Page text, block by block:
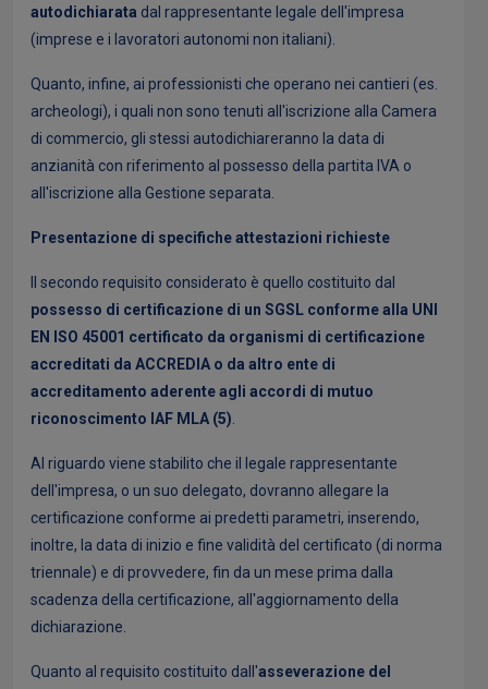
autodichiarata dal rappresentante legale dell'impresa
(imprese e i lavoratori autonomi non italiani).
Quanto, infine, ai professionisti che operano nei cantieri (es.
archeologi), i quali non sono tenuti all'iscrizione alla Camera
di commercio, gli stessi autodichiareranno la data di
anzianità con riferimento al possesso della partita IVA o
all'iscrizione alla Gestione separata.
Presentazione di specifiche attestazioni richieste
Il secondo requisito considerato è quello costituito dal
possesso di certificazione di un SGSL conforme alla UNI
EN ISO 45001 certificato da organismi di certificazione
accreditati da ACCREDIA o da altro ente di
accreditamento aderente agli accordi di mutuo
riconoscimento IAF MLA (5)
Al riguardo viene stabilito che il legale rappresentante
dell'impresa, o un suo delegato, dovranno allegare la
certificazione conforme ai predetti parametri, inserendo,
inoltre, la data di inizio e fine validità del certificato (di norma
triennale) e di provvedere, fin da un mese prima dalla
scadenza della certificazione, all'aggiornamento della
dichiarazione.
Quanto al requisito costituito dall'asseverazione del